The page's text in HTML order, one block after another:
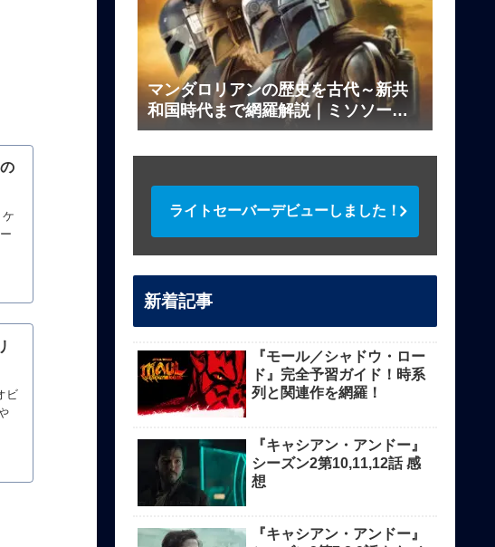
ビ
マンダロリアンの歴史を古代～新共
和国時代まで網羅解説｜ミソソー、
ダークセーバーの伝説とは？
ライトセーバーデビューしました！
新着記事
『モール／シャドウ・ロー
ド』完全予習ガイド！時系
列と関連作を網羅！
『キャシアン・アンドー』
シーズン2第10,11,12話 感
想
『キャシアン・アンドー』